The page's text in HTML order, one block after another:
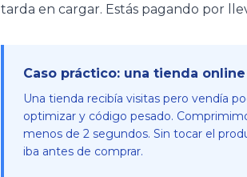
tarda en cargar. Estás pagando por
Caso práctico: una tienda
Una tienda recibía visitas pero vendía
optimizar y código pesado.
menos de 2 segundos. Sin tocar el
iba antes de comprar.